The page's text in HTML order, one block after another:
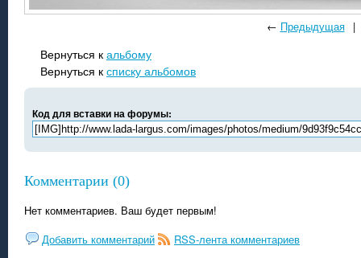
← Предыдущая |
Вернуться к альбому
Вернуться к списку альбомов
Код для вставки на форумы:
Комментарии (0)
Нет комментариев. Ваш будет первым!
Добавить комментарий
RSS-лента комментариев